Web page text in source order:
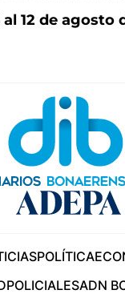
12 de agosto
POLÍTICA
POLICIALESADN